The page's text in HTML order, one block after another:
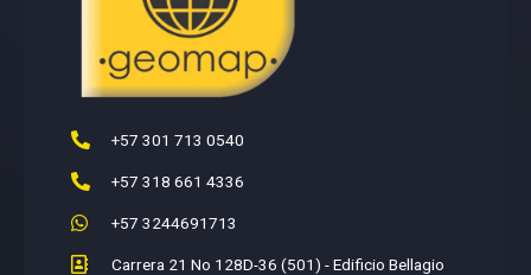
+57 301 713 0540
+57 318 661 4336
+57 3244691713
Carrera 21 No 128D-36 (501) - Edificio Bellagio